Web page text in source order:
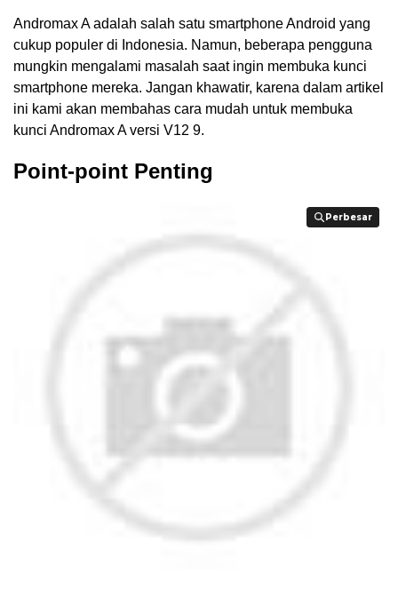
Andromax A adalah salah satu smartphone Android yang
cukup populer di Indonesia. Namun, beberapa pengguna
mungkin mengalami masalah saat ingin membuka kunci
smartphone mereka. Jangan khawatir, karena dalam artikel
ini kami akan membahas cara mudah untuk membuka
kunci Andromax A versi V12 9.
Point-point Penting
Perbesar
Perbesar